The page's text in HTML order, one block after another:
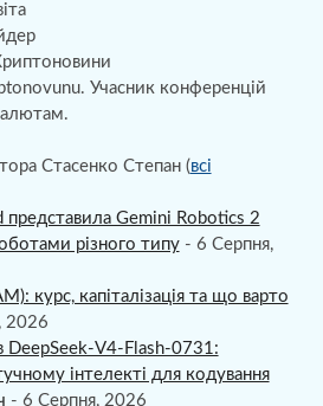
Учасник конференцій
Стасенко Степан (всі
представила Gemini Robotics 2
різного типу- 6 Серпня,
курс, капіталізація та що варто
2026
DeepSeek-V4-Flash-0731:
інтелекті для кодування
- 6 Серпня, 2026